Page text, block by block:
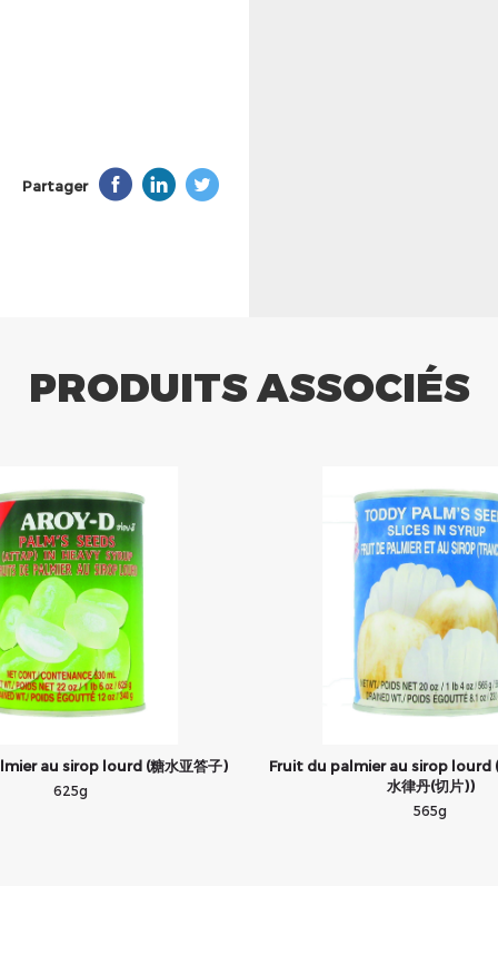
Partager
PRODUITS ASSOCIÉS
au sirop lourd (糖水亚答子)
625g
Fruit du palmier au sirop lourd
水律丹(切片))
565g